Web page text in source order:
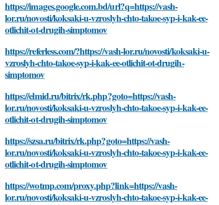
https://images.google.com.bd/url?q=https://vash-
lor.ru/novosti/koksaki-u-vzroslyh-chto-takoe-syp-i-kak-ee-
otlichit-ot-drugih-simptomov
https://referless.com/?https://vash-lor.ru/novosti/koksaki-u-
vzroslyh-chto-takoe-syp-i-kak-ee-otlichit-ot-drugih-
simptomov
https://elmid.ru/bitrix/rk.php?goto=https://vash-
lor.ru/novosti/koksaki-u-vzroslyh-chto-takoe-syp-i-kak-ee-
otlichit-ot-drugih-simptomov
https://szsa.ru/bitrix/rk.php?goto=https://vash-
lor.ru/novosti/koksaki-u-vzroslyh-chto-takoe-syp-i-kak-ee-
otlichit-ot-drugih-simptomov
https://wotmp.com/proxy.php?link=https://vash-
lor.ru/novosti/koksaki-u-vzroslyh-chto-takoe-syp-i-kak-ee-